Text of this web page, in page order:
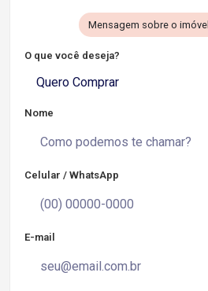
Mensagem sobre o imóvel
O que você deseja?
Quero Comprar
Nome
Celular / WhatsApp
E-mail